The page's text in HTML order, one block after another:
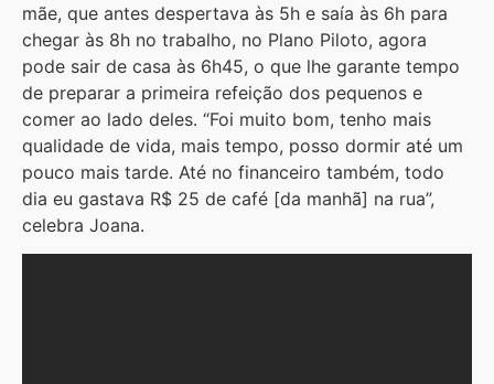
mãe, que antes despertava às 5h e saía às 6h para
chegar às 8h no trabalho, no Plano Piloto, agora
pode sair de casa às 6h45, o que lhe garante tempo
de preparar a primeira refeição dos pequenos e
comer ao lado deles. “Foi muito bom, tenho mais
qualidade de vida, mais tempo, posso dormir até um
pouco mais tarde. Até no financeiro também, todo
dia eu gastava R$ 25 de café [da manhã] na rua”,
celebra Joana.